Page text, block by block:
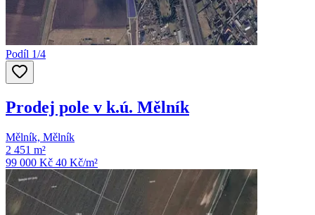
Podíl 1/4
Prodej pole v k.ú. Mělník
Mělník, Mělník
2 451 m²
99 000 Kč 40 Kč/m²